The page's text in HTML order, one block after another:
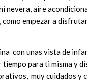
nevera, aire
empezar a
con unas vista de
para ti misma y
muy cuidados y